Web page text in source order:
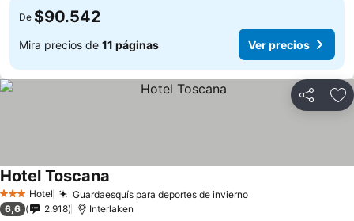
De $90.542
Mira precios de 11 páginas Ver precios
Compartir
3 Estrellas
Hotel Guardaesquís para deportes de inviernoVer precios
Hotel Toscana
6,6 2.918 Interlaken